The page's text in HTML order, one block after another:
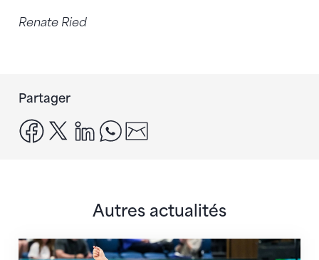
Renate Ried
Partager
facebook
x linkedinwhatsapp
Autres actualités
Prochaine étape : les Championnats du monde